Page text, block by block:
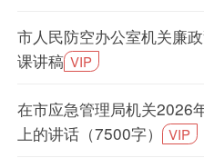
市人民防空办公室机关廉
课讲稿 VIP
在市应急管理局机关2026
上的讲话（7500字）
VIP